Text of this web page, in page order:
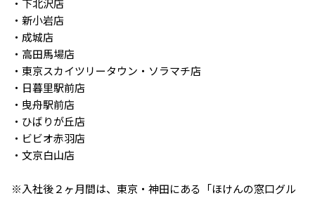
・下北沢店
・新小岩店
・成城店
・高田馬場店
・東京スカイツリータウン・ソラマチ店
・日暮里駅前店
・曳舟駅前店
・ひばりが丘店
・ビビオ赤羽店
・文京白山店
※入社後２ヶ月間は、東京・神田にある「ほけんの窓口グル